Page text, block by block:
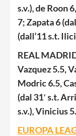
s.v.), de Roon
7; Zapata 6
(dall’11 s.t.
REAL
Vazquez 5.5,
Modric 6.5,
(dal 31′ s.t.
s.v.), Vinicius
EUROPA